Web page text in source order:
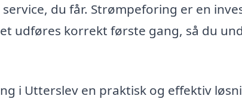
du får. Strømpeforing er en
udføres korrekt første gang, så du
i Utterslev en praktisk og effektiv